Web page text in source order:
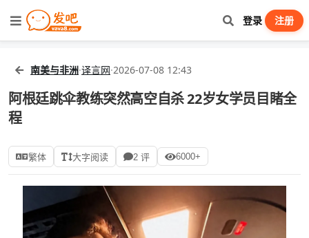
登录 注册
南美与非洲·译言网·2026-07-08 12:43
阿根廷跳伞教练突然高空自杀 22岁女学员目睹全
程
繁体 大字阅读 2 评 6000+